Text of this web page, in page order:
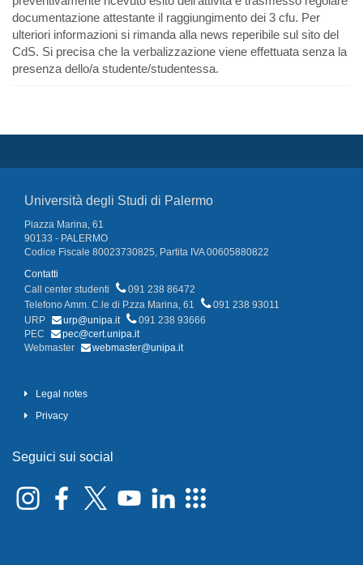
documentazione attestante il raggiungimento dei 3 cfu. Per
ulteriori informazioni si rimanda alla news reperibile sul sito del
CdS. Si precisa che la verbalizzazione viene effettuata senza la
presenza dello/a studente/studentessa.
Università degli Studi di Palermo
Piazza Marina, 61
90133 - PALERMO
Codice Fiscale 80023730825, Partita IVA 00605880822
Contatti
Call center studenti
091 238 86472
Telefono Amm. C.le di P.zza Marina, 61
091 238 93011
URP
urp@unipa.it
091 238 93666
PEC
pec@cert.unipa.it
Webmaster
webmaster@unipa.it
Legal notes
Privacy
Seguici sui social